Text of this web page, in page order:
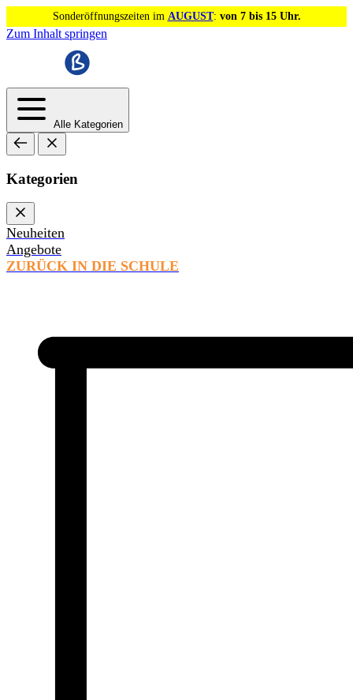
Sonderöffnungszeiten im AUGUST: von 7 bis 15 Uhr.
Zum Inhalt springen
Alle Kategorien
Kategorien
Neuheiten
Angebote
ZURÜCK IN DIE SCHULE